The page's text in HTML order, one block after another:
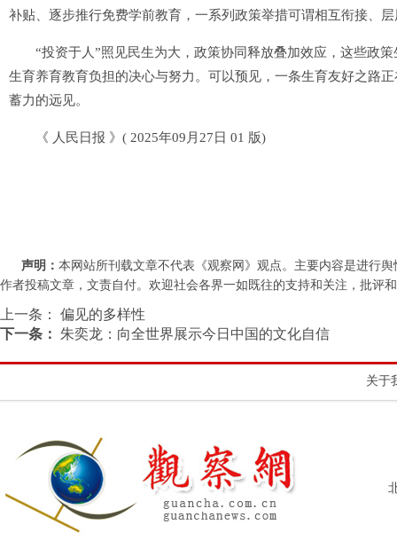
补贴、逐步推行免费学前教育，一系列政策举措可谓相互衔接、
“投资于人”照见民生为大，政策协同释放叠加效应，这些政策
生育养育教育负担的决心与努力。可以预见，一条生育友好之
蓄力的远见。
《 人民日报 》( 2025年09月27日 01 版)
声明： 本网站所刊载文章不代表《观察网》观点。主要内容是进行
作者投稿文章，文责自付。欢迎社会各界一如既往的支持和关注，批评和
上一条：
偏见的多样性
下一条： 朱奕龙：向全世界展示今日中国的文化自信
关于